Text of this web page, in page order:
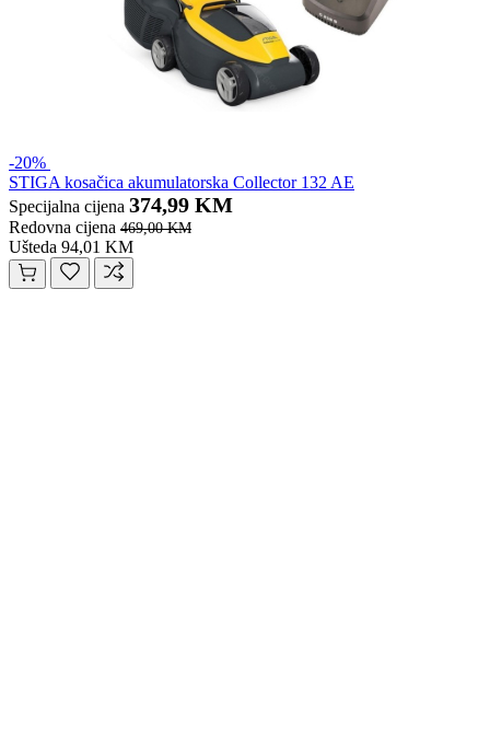
-20%
STIGA kosačica akumulatorska Collector 132 AE
Specijalna cijena 374,99 KM
Redovna cijena 469,00 KM
Ušteda 94,01 KM